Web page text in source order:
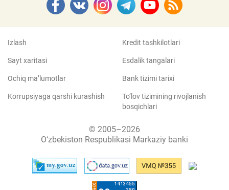
Izlash
Sayt xaritasi
Ochiq ma’lumotlar
Korrupsiyaga qarshi kurashish
Kredit tashkilotlari
Esdalik tangalari
Bank tizimi tarixi
To‘lov tizimining rivojlanish
bosqichlari
© 2005–2026
O‘zbekiston Respublikasi Markaziy banki